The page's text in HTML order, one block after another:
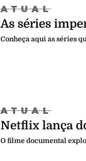
ATUAL
As séries
Conheça aqui as séries
ATUAL
Netflix lança
O filme documental